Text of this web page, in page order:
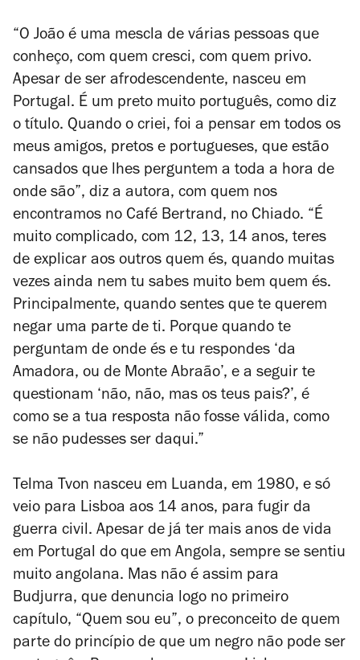
“O João é uma mescla de várias pessoas que
conheço, com quem cresci, com quem privo.
Apesar de ser afrodescendente, nasceu em
Portugal. É um preto muito português, como diz
o título. Quando o criei, foi a pensar em todos os
meus amigos, pretos e portugueses, que estão
cansados que lhes perguntem a toda a hora de
onde são”, diz a autora, com quem nos
encontramos no Café Bertrand, no Chiado. “É
muito complicado, com 12, 13, 14 anos, teres
de explicar aos outros quem és, quando muitas
vezes ainda nem tu sabes muito bem quem és.
Principalmente, quando sentes que te querem
negar uma parte de ti. Porque quando te
perguntam de onde és e tu respondes ‘da
Amadora, ou de Monte Abraão’, e a seguir te
questionam ‘não, não, mas os teus pais?’, é
como se a tua resposta não fosse válida, como
se não pudesses ser daqui.”
Telma Tvon nasceu em Luanda, em 1980, e só
veio para Lisboa aos 14 anos, para fugir da
guerra civil. Apesar de já ter mais anos de vida
em Portugal do que em Angola, sempre se sentiu
muito angolana. Mas não é assim para
Budjurra, que denuncia logo no primeiro
capítulo, “Quem sou eu”, o preconceito de quem
parte do princípio de que um negro não pode ser